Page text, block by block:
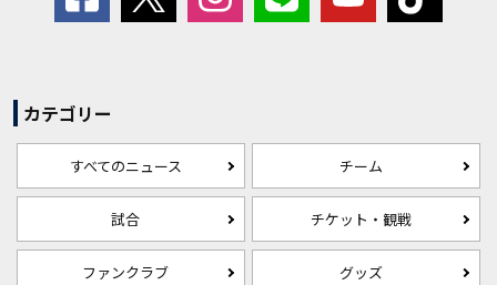
カテゴリー
すべてのニュース チーム
試合 チケット・観戦
ファンクラブ グッズ